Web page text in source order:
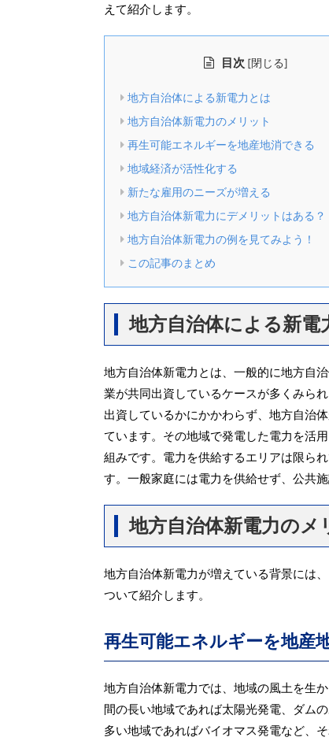
えて紹介します。
目次 [閉じる]
地方自治体による新電力とは
地方自治体新電力のメリット
再生可能エネルギーを地産地消できる
地域経済が活性化する
新たな雇用のニーズが増える
地方自治体新電力にデメリットはある？
地方自治体新電力の例を見てみよう！
この記事のまとめ
地方自治体による新電
地方自治体新電力とは、一般的に地方自
業が共同出資しているケースが多くみら
出資しているかにかかわらず、地方自治
ています。その地域で発電した電力を活
組みです。電力を供給するエリアは限ら
す。一般家庭には電力を供給せず、公共
地方自治体新電力のメ
地方自治体新電力が増えている背景には
ついて紹介します。
再生可能エネルギーを地産
地方自治体新電力では、地域の風土を生
間の長い地域であれば太陽光発電、ダム
多い地域であればバイオマス発電など、